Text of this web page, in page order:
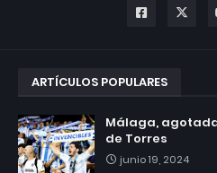
ARTÍCULOS POPULARES
Málaga,
de Torres
junio 19, 2024